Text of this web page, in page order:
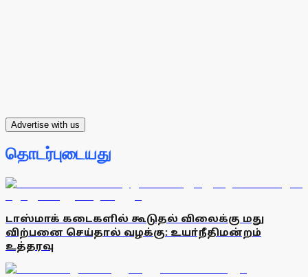
Advertise with us
தொடர்புடையது
டாஸ்மாக் கடைகளில் கூடுதல் விலைக்கு மது
விற்பனை செய்தால் வழக்கு: உயா்நீதிமன்றம்
உத்தரவு